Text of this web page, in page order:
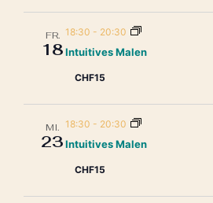
FR.
18
18:30 - 20:30
Intuitives Malen
CHF15
MI.
23
18:30 - 20:30
Intuitives Malen
CHF15